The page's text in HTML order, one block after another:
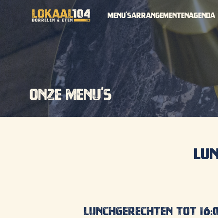
menu'sarrangementenAgenda
Onze menu's
Lunchgerechten tot